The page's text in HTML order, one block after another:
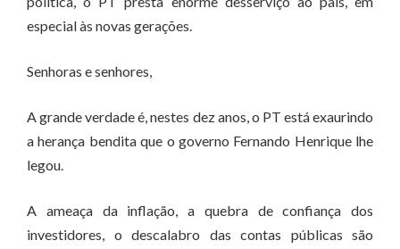
especial às novas gerações.
Senhoras e senhores,
A grande verdade é, nestes dez anos, o PT está exaurindo
a herança bendita que o governo Fernando Henrique lhe
legou.
A ameaça da inflação, a quebra de confiança dos
investidores, o descalabro das contas públicas são